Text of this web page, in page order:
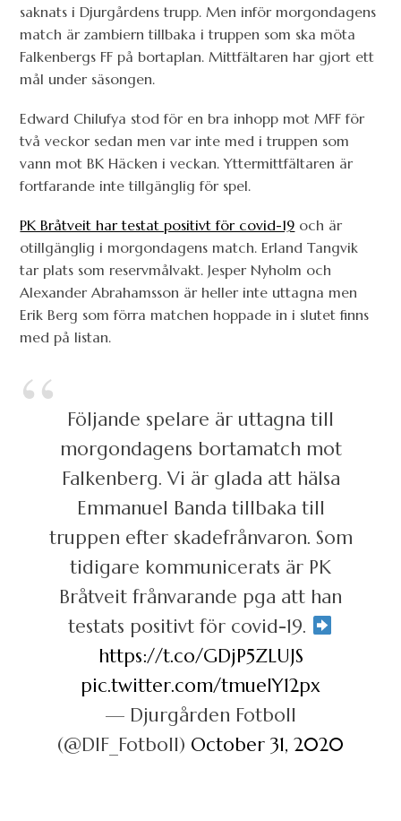
saknats i Djurgårdens trupp. Men inför morgondagens
match är zambiern tillbaka i truppen som ska möta
Falkenbergs FF på bortaplan. Mittfältaren har gjort ett
mål under säsongen.
Edward Chilufya stod för en bra inhopp mot MFF för
två veckor sedan men var inte med i truppen som
vann mot BK Häcken i veckan. Yttermittfältaren är
fortfarande inte tillgänglig för spel.
PK Bråtveit har testat positivt för covid-19 och är
otillgänglig i morgondagens match. Erland Tangvik
tar plats som reservmålvakt. Jesper Nyholm och
Alexander Abrahamsson är heller inte uttagna men
Erik Berg som förra matchen hoppade in i slutet finns
med på listan.
Följande spelare är uttagna till
morgondagens bortamatch mot
Falkenberg. Vi är glada att hälsa
Emmanuel Banda tillbaka till
truppen efter skadefrånvaron. Som
tidigare kommunicerats är PK
Bråtveit frånvarande pga att han
testats positivt för covid-19.
https://t.co/GDjP5ZLUJS
pic.twitter.com/tmuelY12px
— Djurgården Fotboll
(@DIF_Fotboll) October 31, 2020